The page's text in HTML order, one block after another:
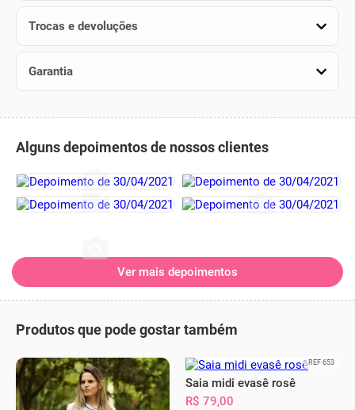
Trocas e devoluções
Garantia
Alguns depoimentos de nossos clientes
Ver mais depoimentos
Produtos que pode gostar também
REF 653
Saia midi evasê rosê
R$ 79,00